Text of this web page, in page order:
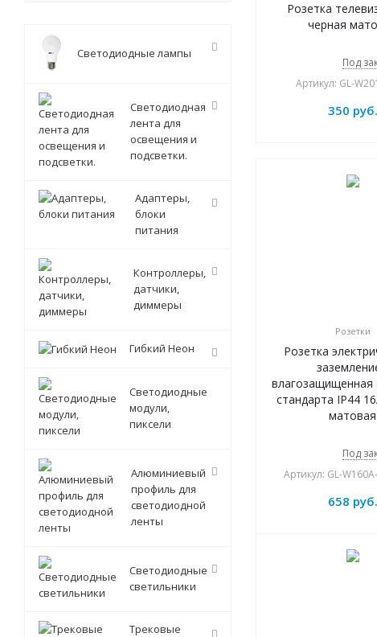
Розетка
черная
Под
Артикул: GL-
350 руб.
Розетки
Розетка
влагозащищенная
стандарта IP44
матовая
Под
Артикул: GL-
658 руб.
Светодиодные лампы
Светодиодная
лента для
освещения и
подсветки.
Адаптеры,
блоки
питания
Контроллеры,
датчики,
диммеры
Гибкий Неон
Светодиодные
модули,
пиксели
Алюминиевый
профиль для
светодиодной
ленты
Светодиодные
светильники
Трековые